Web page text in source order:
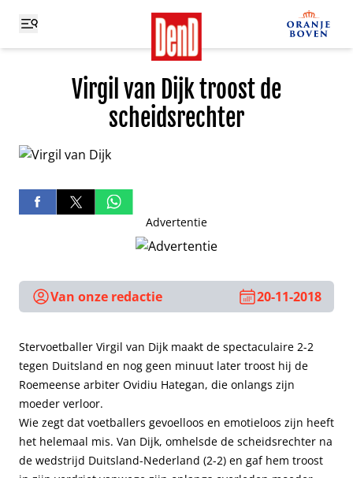
Virgil van Dijk troost de
scheidsrechter
Advertentie
Van onze redactie 20-11-2018
Stervoetballer Virgil van Dijk maakt de spectaculaire 2-2
tegen Duitsland en nog geen minuut later troost hij de
Roemeense arbiter Ovidiu Hategan, die onlangs zijn
moeder verloor.
Wie zegt dat voetballers gevoelloos en emotieloos zijn heeft
het helemaal mis. Van Dijk, omhelsde de scheidsrechter na
de wedstrijd Duitsland-Nederland (2-2) en gaf hem troost